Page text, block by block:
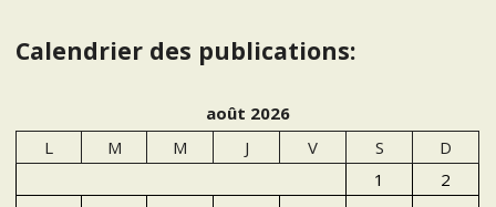
Calendrier des publications:
août 2026
L
M M J V S
D
1
2